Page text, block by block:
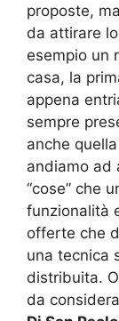
proposte,
da attirare
esempio un
casa, la
appena
sempre
anche
andiamo ad
“cose” che
funzionalità
offerte che
una tecnica
distribuita.
da